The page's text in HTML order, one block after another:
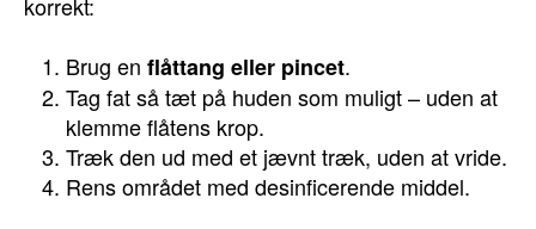
Brug en flåttang eller pincet.
Tag fat så tæt på huden som muligt – uden at
klemme flåtens krop.
Træk den ud med et jævnt træk, uden at vride.
Rens området med desinficerende middel.